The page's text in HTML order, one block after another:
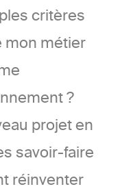
critères
mon métier
?
projet en
savoir-faire
réinventer